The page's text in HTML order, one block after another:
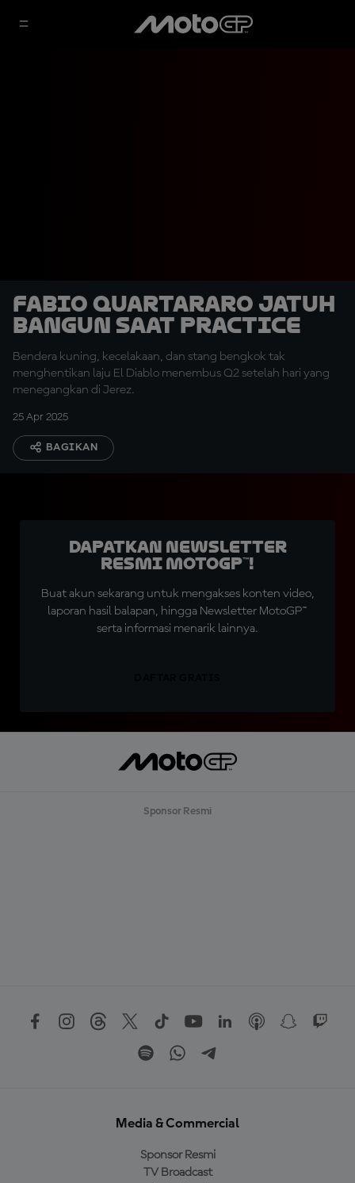
Fabio Quartararo Jatuh
Bangun saat Practice
Bendera kuning, kecelakaan, dan stang bengkok tak
menghentikan laju El Diablo menembus Q2 setelah hari yang
menegangkan di Jerez.
25 Apr 2025
BAGIKAN
Dapatkan Newsletter
Resmi MotoGP™!
Buat akun sekarang untuk mengakses konten video,
laporan hasil balapan, hingga Newsletter MotoGP™
serta informasi menarik lainnya.
Sponsor Resmi
Media & Commercial
Sponsor Resmi
TV Broadcast